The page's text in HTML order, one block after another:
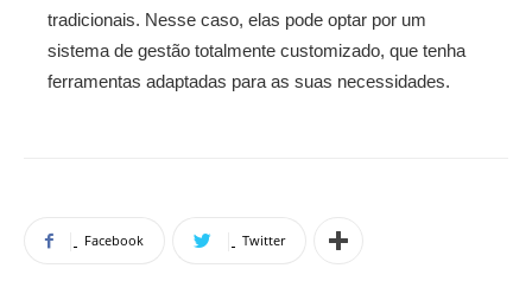
tradicionais. Nesse caso, elas pode optar por um
sistema de gestão totalmente customizado, que tenha
ferramentas adaptadas para as suas necessidades.
Facebook Twitter